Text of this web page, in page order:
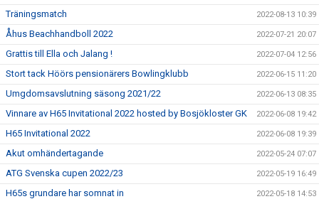
Träningsmatch 2022-08-13 10:39
Åhus Beachhandboll 2022 2022-07-21 20:07
Grattis till Ella och Jalang ! 2022-07-04 12:56
Stort tack Höörs pensionärers Bowlingklubb 2022-06-15 11:20
Umgdomsavslutning säsong 2021/22 2022-06-13 08:35
Vinnare av H65 Invitational 2022 hosted by Bosjökloster GK 2022-06-08 19:42
H65 Invitational 2022 2022-06-08 19:39
Akut omhändertagande 2022-05-24 07:07
ATG Svenska cupen 2022/23 2022-05-19 16:49
H65s grundare har somnat in 2022-05-18 14:53